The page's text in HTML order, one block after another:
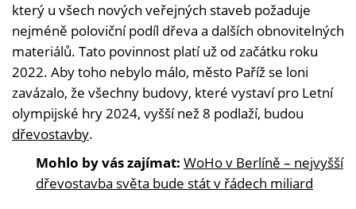
který u všech nových veřejných staveb požaduje
nejméně poloviční podíl dřeva a dalších obnovitelných
materiálů. Tato povinnost platí už od začátku roku
2022. Aby toho nebylo málo, město Paříž se loni
zavázalo, že všechny budovy, které vystaví pro Letní
olympijské hry 2024, vyšší než 8 podlaží, budou
dřevostavby.
Mohlo by vás zajímat: WoHo v Berlíně – nejvyšší
dřevostavba světa bude stát v řádech miliard